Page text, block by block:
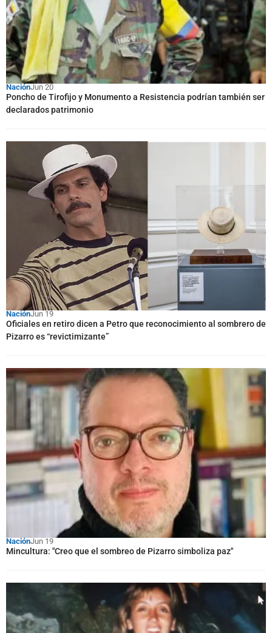
NaciónJun 20
Poncho de Tirofijo y Monumento a Resistencia podrían también ser
declarados patrimonio
NaciónJun 19
Oficiales en retiro dicen a Petro que reconocimiento al sombrero de
Pizarro es “revictimizante”
NaciónJun 19
Mincultura: "Creo que el sombreo de Pizarro simboliza paz"